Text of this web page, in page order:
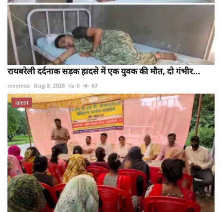
रायबरेली दर्दनाक सड़क हादसे में एक युवक की मौत, दो गंभीर...
rexpress Aug 8, 2026 0 67
latest